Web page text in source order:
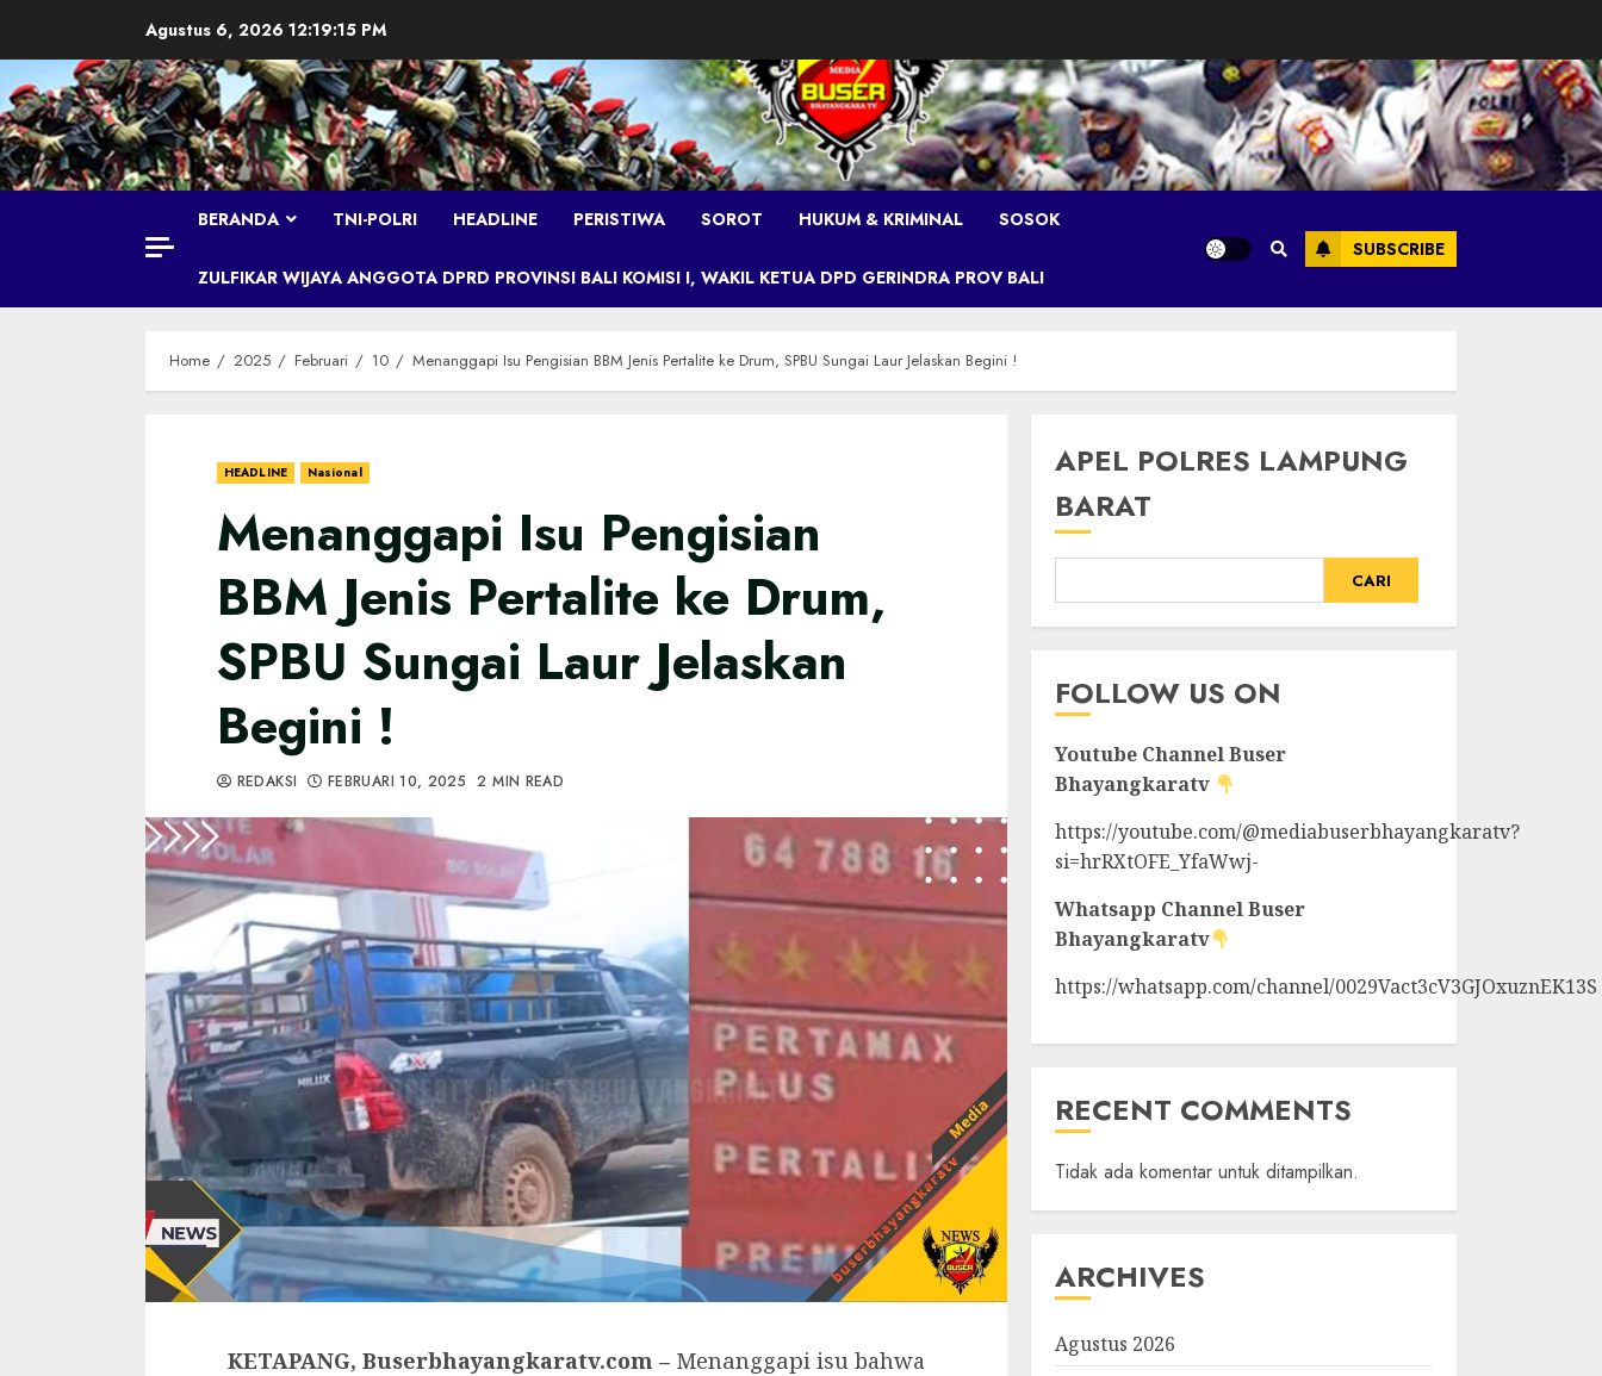
content
Agustus 6, 2026 12:19:16 PM
BERANDA TNI-POLRI HEADLINE PERISTIWA SOROT HUKUM & KRIMINAL SOSOK
ZULFIKAR WIJAYA ANGGOTA DPRD PROVINSI BALI KOMISI I, WAKIL KETUA DPD GERINDRA PROV BALI
SUBSCRIBE
Home 2025 Februari 10 Menanggapi Isu Pengisian BBM Jenis Pertalite ke Drum, SPBU Sungai Laur Jelaskan Begini !
HEADLINE Nasional
Menanggapi Isu Pengisian
BBM Jenis Pertalite ke Drum,
SPBU Sungai Laur Jelaskan
Begini !
REDAKSI FEBRUARI 10, 2025 2 MIN READ
KETAPANG, Buserbhayangkaratv.com – Mеnаnggарі isu bahwa
APEL POLRES LAMPUNG
BARAT
CARI
FOLLOW US ON
Youtube ChannelBuser
Bhayangkaratv
https://youtube.com/@mediabuserbhayangkaratv?
si=hrRXtOFE_YfaWwj-
Whatsapp ChannelBuser
Bhayangkaratv
https://whatsapp.com/channel/0029Vact3cV3GJOxuznEK13S
RECENT COMMENTS
Tidak ada komentar untuk ditampilkan.
ARCHIVES
Agustus 2026